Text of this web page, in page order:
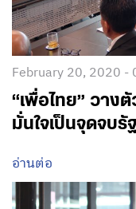
February 20, 2020 -
“เพื่อไทย” วาง
มั่นใจเป็นจุดจบรั
อ่านต่อ